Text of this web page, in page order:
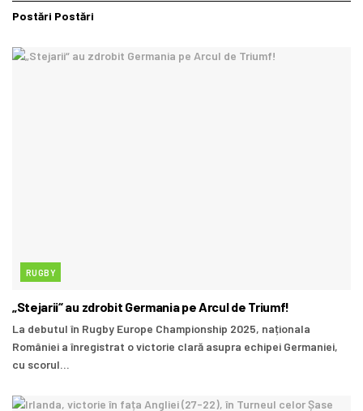
Postări Postări
RUGBY
„Stejarii“ au zdrobit Germania pe Arcul de Triumf!
La debutul în Rugby Europe Championship 2025, naționala
României a înregistrat o victorie clară asupra echipei Germaniei,
cu scorul...